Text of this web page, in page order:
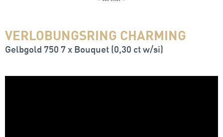
VERLOBUNGSRING CHARMING
Gelbgold 750 7 x Bouquet (0,30 ct w/si)